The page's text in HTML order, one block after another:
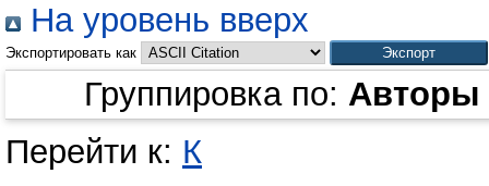
На уровень вверх
Экспортировать как
Группировка по: Авторы
Перейти к: К